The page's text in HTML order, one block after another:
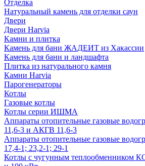
Отделка
Натуральный камень для отделки саун
Двери
Двери Harvia
Камни и плитка
Камень для бани ЖАДЕИТ из Хакассии
Камень для бани и ландшафта
Плитка из натурального камня
Камни Harvia
Парогенераторы
Котлы
Газовые котлы
Котлы серии ИШМА
Аппараты отопительные газовые
11,6-3 и АКГВ 11,6-3
Аппараты отопительные газовые
17,4-1; 23,2-1; 29-1
Котлы с чугунным теплообменником